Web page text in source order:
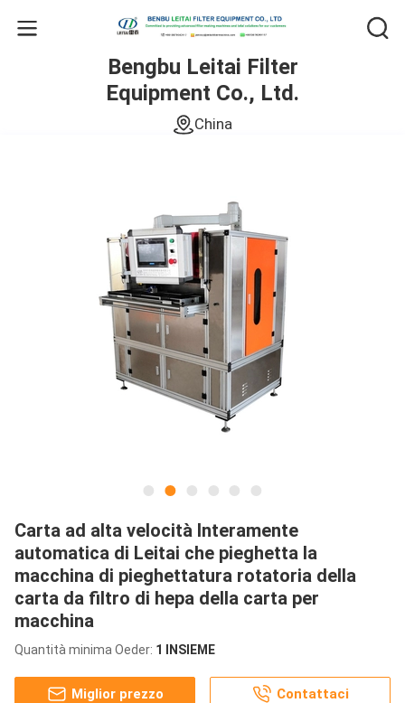
Bengbu Leitai Filter
Equipment Co., Ltd.
China
Carta ad alta velocità Interamente
automatica di Leitai che pieghetta la
macchina di pieghettatura rotatoria della
carta da filtro di hepa della carta per
macchina
Quantità minima Oeder: 1 INSIEME
Miglior prezzo Contattaci